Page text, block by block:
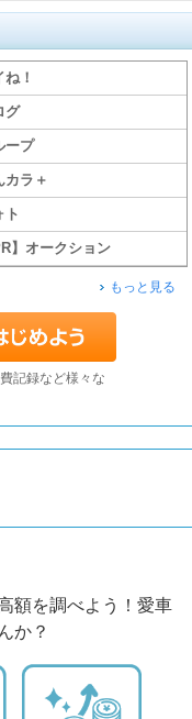
ね！
グ
ープ
カラ＋
ト
】オークション
もっと見る
記録など様々な
額を調べよう！愛車
か？